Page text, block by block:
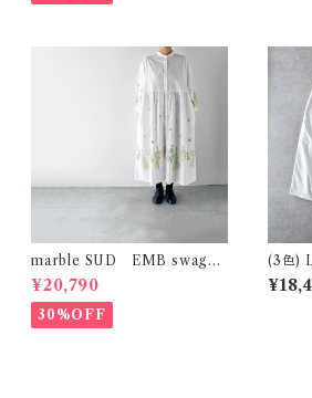
marble SUD EMB swag
(綿) ｼｬﾂﾜﾝﾋﾟｰｽ (ﾎﾜｲﾄ)
¥20,790
30%OFF
(3色)
ﾝﾄﾂｲﾙ